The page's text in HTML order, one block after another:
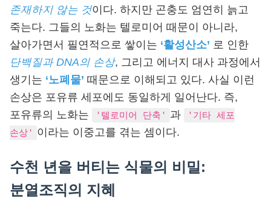
존재하지 않는 것이다. 하지만 곤충도 엄연히 늙고
죽는다. 그들의 노화는 텔로미어 때문이 아니라,
살아가면서 필연적으로 쌓이는 ‘활성산소’ 로 인한
단백질과 DNA의 손상, 그리고 에너지 대사 과정에서
생기는 ‘노폐물’ 때문으로 이해되고 있다. 사실 이런
손상은 포유류 세포에도 동일하게 일어난다. 즉,
포유류의 노화는
'텔로미어 단축' 과
'기타 세포
손상' 이라는 이중고를 겪는 셈이다.
수천 년을 버티는 식물의 비밀:
분열조직의 지혜